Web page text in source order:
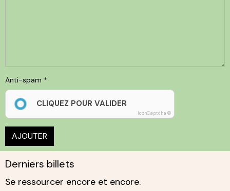
Anti-spam
CLIQUEZ POUR VALIDER
IconCaptcha ©
AJOUTER
Derniers billets
Se ressourcer encore et encore.